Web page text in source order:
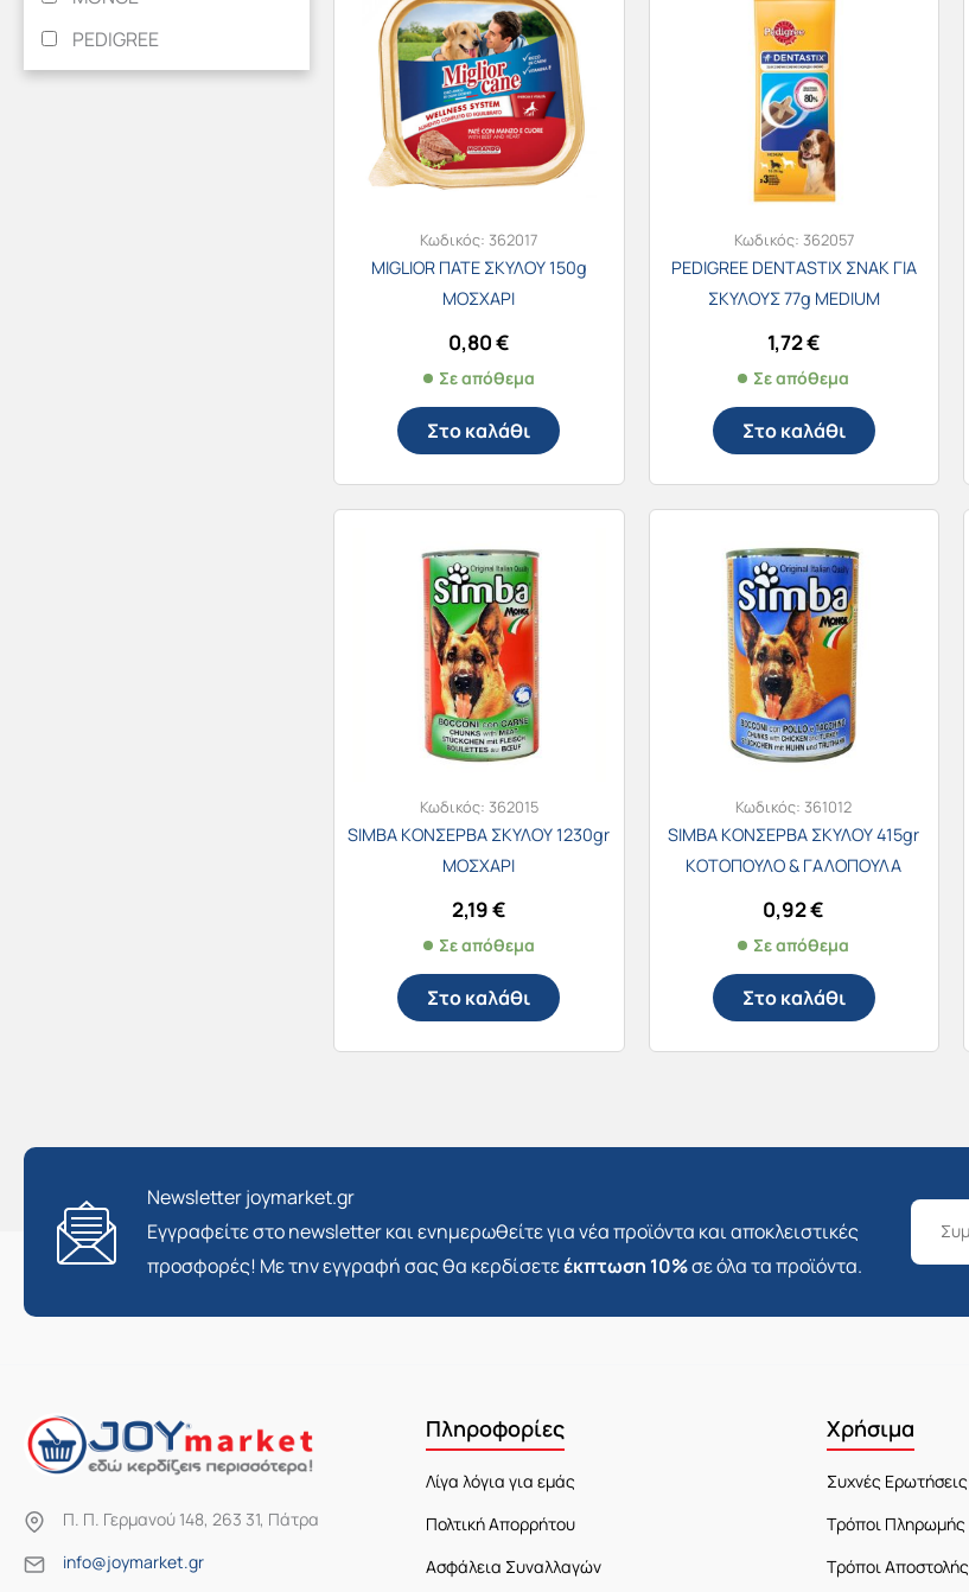
PEDIGREE
Κωδικός:362017
MIGLIOR ΠΑΤΕ ΣΚΥΛΟΥ 150g
ΜΟΣΧΑΡΙ
0,80€
Σε απόθεμα
Στο καλάθι
Κωδικός: 362057
PEDIGREE DENTASTIX ΣΝΑΚ ΓΙΑ
ΣΚΥΛΟΥΣ 77g MEDIUM
1,72€
Σε απόθεμα
Στο καλάθι
Κωδικός: 362015
SIMBA ΚΟΝΣΕΡΒΑ ΣΚΥΛΟΥ 1230gr
ΜΟΣΧΑΡΙ
2,19€
Σε απόθεμα
Στο καλάθι
Κωδικός:361012
SIMBA ΚΟΝΣΕΡΒΑ ΣΚΥΛΟΥ 415gr
ΚΟΤΟΠΟΥΛΟ & ΓΑΛΟΠΟΥΛΑ
0,92€
Σε απόθεμα
Στο καλάθι
Newsletter joymarket.gr
Εγγραφείτε στο newsletter και ενημερωθείτε για νέα προϊόντα και αποκλειστικές
προσφορές! Με την εγγραφή σας θα κερδίσετεέκπτωση 10%σε όλα τα προϊόντα.
Π. Π. Γερμανού 148, 263 31, Πάτρα
info@joymarket.gr
Πληροφορίες
Λίγα λόγια για εμάς
Πολτική Απορρήτου
Ασφάλεια Συναλλαγών
Χρήσιμα
Συχνές Ερωτήσεις
Τρόποι Πληρωμής
Τρόποι Αποστολής